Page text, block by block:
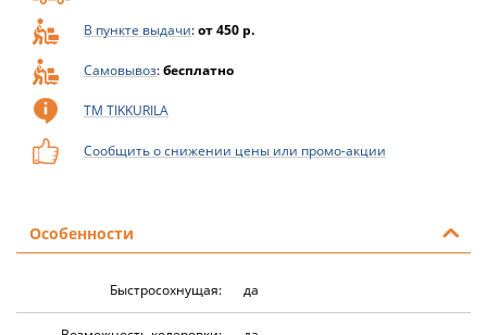
В пункте выдачи:от 450 р.
Самовывоз:бесплатно
ТМ TIKKURILA
Сообщить о снижении цены или промо-акции
Особенности
Быстросохнущая: да